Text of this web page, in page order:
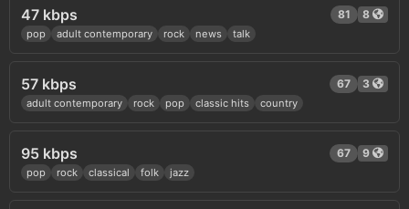
47 kbps 81 8
pop adult contemporary rock news talk
57 kbps 67 3
adult contemporary rock pop classic hits country
95 kbps 67 9
pop rock classical folk jazz